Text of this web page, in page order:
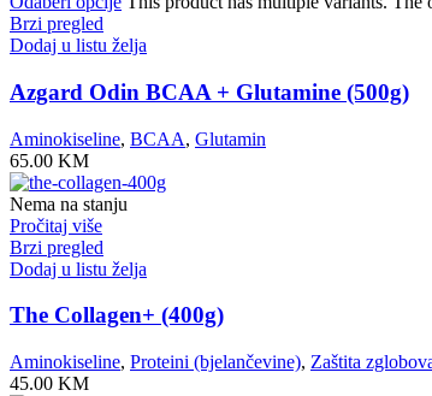
Brzi pregled
Dodaj u listu želja
Azgard Odin BCAA + Glutamine (500g)
Aminokiseline, BCAA, Glutamin
65.00 KM
Nema na stanju
Pročitaj više
Brzi pregled
Dodaj u listu želja
The Collagen+ (400g)
Aminokiseline, Proteini (bjelančevine), Zaštita
45.00 KM